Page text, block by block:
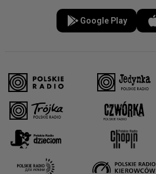
Google Play